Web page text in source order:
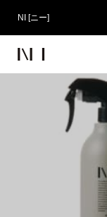
NI [ニー]